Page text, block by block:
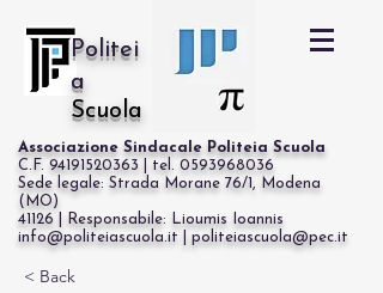
Politei
a
Scuola
Associazione Sindacale Politeia Scuola
C.F. 94191520363 | tel. 0593968036
Sede legale: Strada Morane 76/1, Modena
(MO)
41126 | Responsabile: Lioumis Ioannis
info@politeiascuola.it | politeiascuola@pec.it
< Back